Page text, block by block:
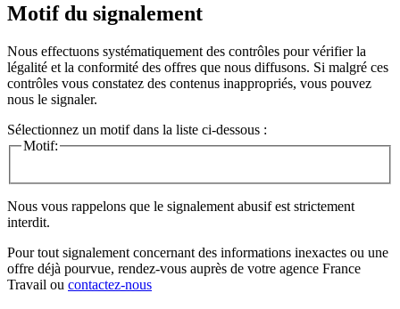
Motif du signalement
Nous effectuons systématiquement des contrôles pour vérifier la
légalité et la conformité des offres que nous diffusons. Si malgré ces
contrôles vous constatez des contenus inappropriés, vous pouvez
nous le signaler.
Sélectionnez un motif dans la liste ci-dessous :
Motif:
Nous vous rappelons que le signalement abusif est strictement
interdit.
Pour tout signalement concernant des informations inexactes ou une
offre déjà pourvue, rendez-vous auprès de votre agence France
Travail ou contactez-nous